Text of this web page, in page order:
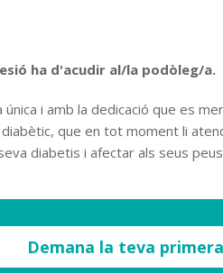
ha d'acudir al/la podòleg/a.
i amb la dedicació que es
que en tot moment li
diabetis i afectar als seus
Demana la teva